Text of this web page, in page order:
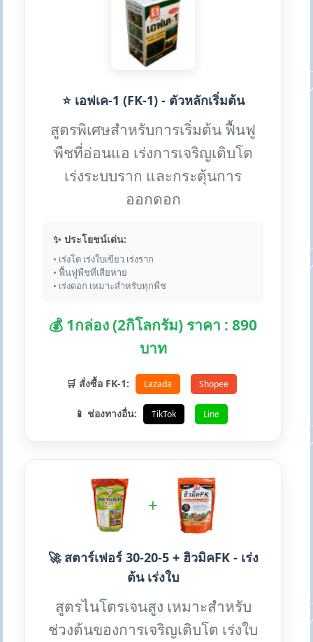
⭐ เอฟเค-1 (FK-1) - ตัวหลักเริ่มต้น
สูตรพิเศษสำหรับการเริ่มต้น ฟื้นฟู
พืชที่อ่อนแอ เร่งการเจริญเติบโต
เร่งระบบราก และกระตุ้นการ
ออกดอก
✨ ประโยชน์เด่น:
• เร่งโต เร่งใบเขียว เร่งราก
• ฟื้นฟูพืชที่เสียหาย
• เร่งดอก เหมาะสำหรับทุกพืช
💰 1กล่อง (2กิโลกรัม) ราคา : 890
บาท
🛒 สั่งซื้อ FK-1: Lazada Shopee
📱 ช่องทางอื่น: TikTok Line
+
🚀 สตาร์เฟอร์ 30-20-5 + ฮิวมิคFK - เร่ง
ต้น เร่งใบ
สูตรไนโตรเจนสูง เหมาะสำหรับ
ช่วงต้นของการเจริญเติบโต เร่งใบ